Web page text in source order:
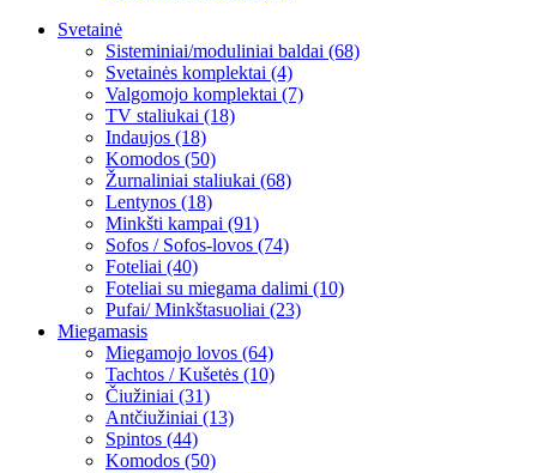
Svetainė
Sisteminiai/moduliniai baldai (68)
Svetainės komplektai (4)
Valgomojo komplektai (7)
TV staliukai (18)
Indaujos (18)
Komodos (50)
Žurnaliniai staliukai (68)
Lentynos (18)
Minkšti kampai (91)
Sofos / Sofos-lovos (74)
Foteliai (40)
Foteliai su miegama dalimi (10)
Pufai/ Minkštasuoliai (23)
Miegamasis
Miegamojo lovos (64)
Tachtos / Kušetės (10)
Čiužiniai (31)
Antčiužiniai (13)
Spintos (44)
Komodos (50)